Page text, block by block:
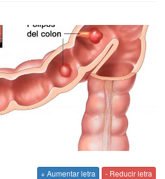
+ Aumentar letra - Reducir letra